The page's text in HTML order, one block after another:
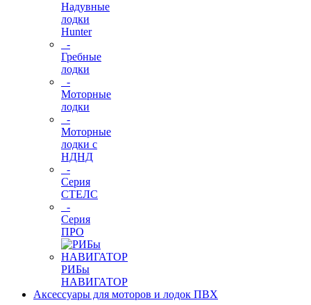
Надувные
лодки
Hunter
-
Гребные
лодки
-
Моторные
лодки
-
Моторные
лодки с
НДНД
-
Серия
СТЕЛС
-
Серия
ПРО
РИБы
НАВИГАТОР
Аксессуары для моторов и лодок ПВХ